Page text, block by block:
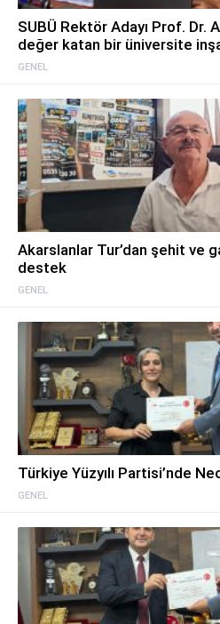
GENEL
SUBÜ Rektör Adayı Prof. Dr.
değer katan bir üniversite
GENEL
Akarslanlar Tur’dan şehit ve
destek
GENEL
Türkiye Yüzyılı Partisi’nde